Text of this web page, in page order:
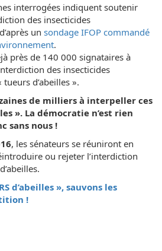
interrogées indiquent soutenir
des insecticides
un sondage IFOP commandé
.
près de 140 000 signataires à
des insecticides
d’abeilles ».
de milliers à interpeller ces
». La démocratie n’est rien
sans nous !
, les sénateurs se réuniront en
ou rejeter l’interdiction
d’abeilles », sauvons les
!